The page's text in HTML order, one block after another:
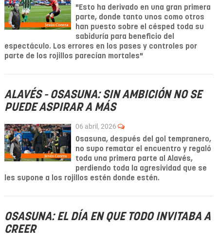
"Esto ha derivado en una gran primera
parte, donde tanto unos como otros
han puesto sobre el césped toda su
sabiduría para beneficio del
espectáculo. Los errores en los pases y controles por
parte de los rojillos parecían mortales"
ALAVÉS - OSASUNA: SIN AMBICIÓN NO SE
PUEDE ASPIRAR A MÁS
06 abril, 2026
Osasuna, después del gol tempranero,
no supo rematar el encuentro y regaló
toda una primera parte al Alavés,
perdiendo toda la agresividad que se
les supone a los rojillos estén donde estén.
OSASUNA: EL DÍA EN QUE TODO INVITABA A
CREER